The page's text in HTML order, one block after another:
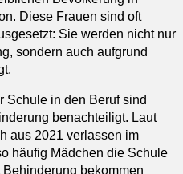
Diese Frauen sind oft
Sie werden nicht nur
sondern auch aufgrund
Schule in den Beruf sind
benachteiligt. Laut
aus 2021 verlassen im
häufig Mädchen die Schule
bekommen